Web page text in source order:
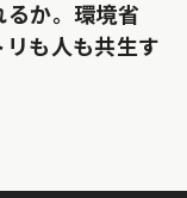
るか。環境省
も人も共生す